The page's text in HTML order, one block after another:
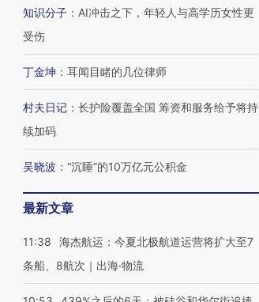
知识分子 ： AI冲击之下，年轻人与高学历女性更
受伤
丁金坤 ： 耳闻目睹的几位律师
村夫日记 ： 长护险覆盖全国 筹资和服务给予将持
续加码
吴晓波 ： “沉睡”的10万亿元公积金
最新文章
11:38
海杰航运：今夏北极航道运营将扩大至7
条船、8航次｜出海·物流